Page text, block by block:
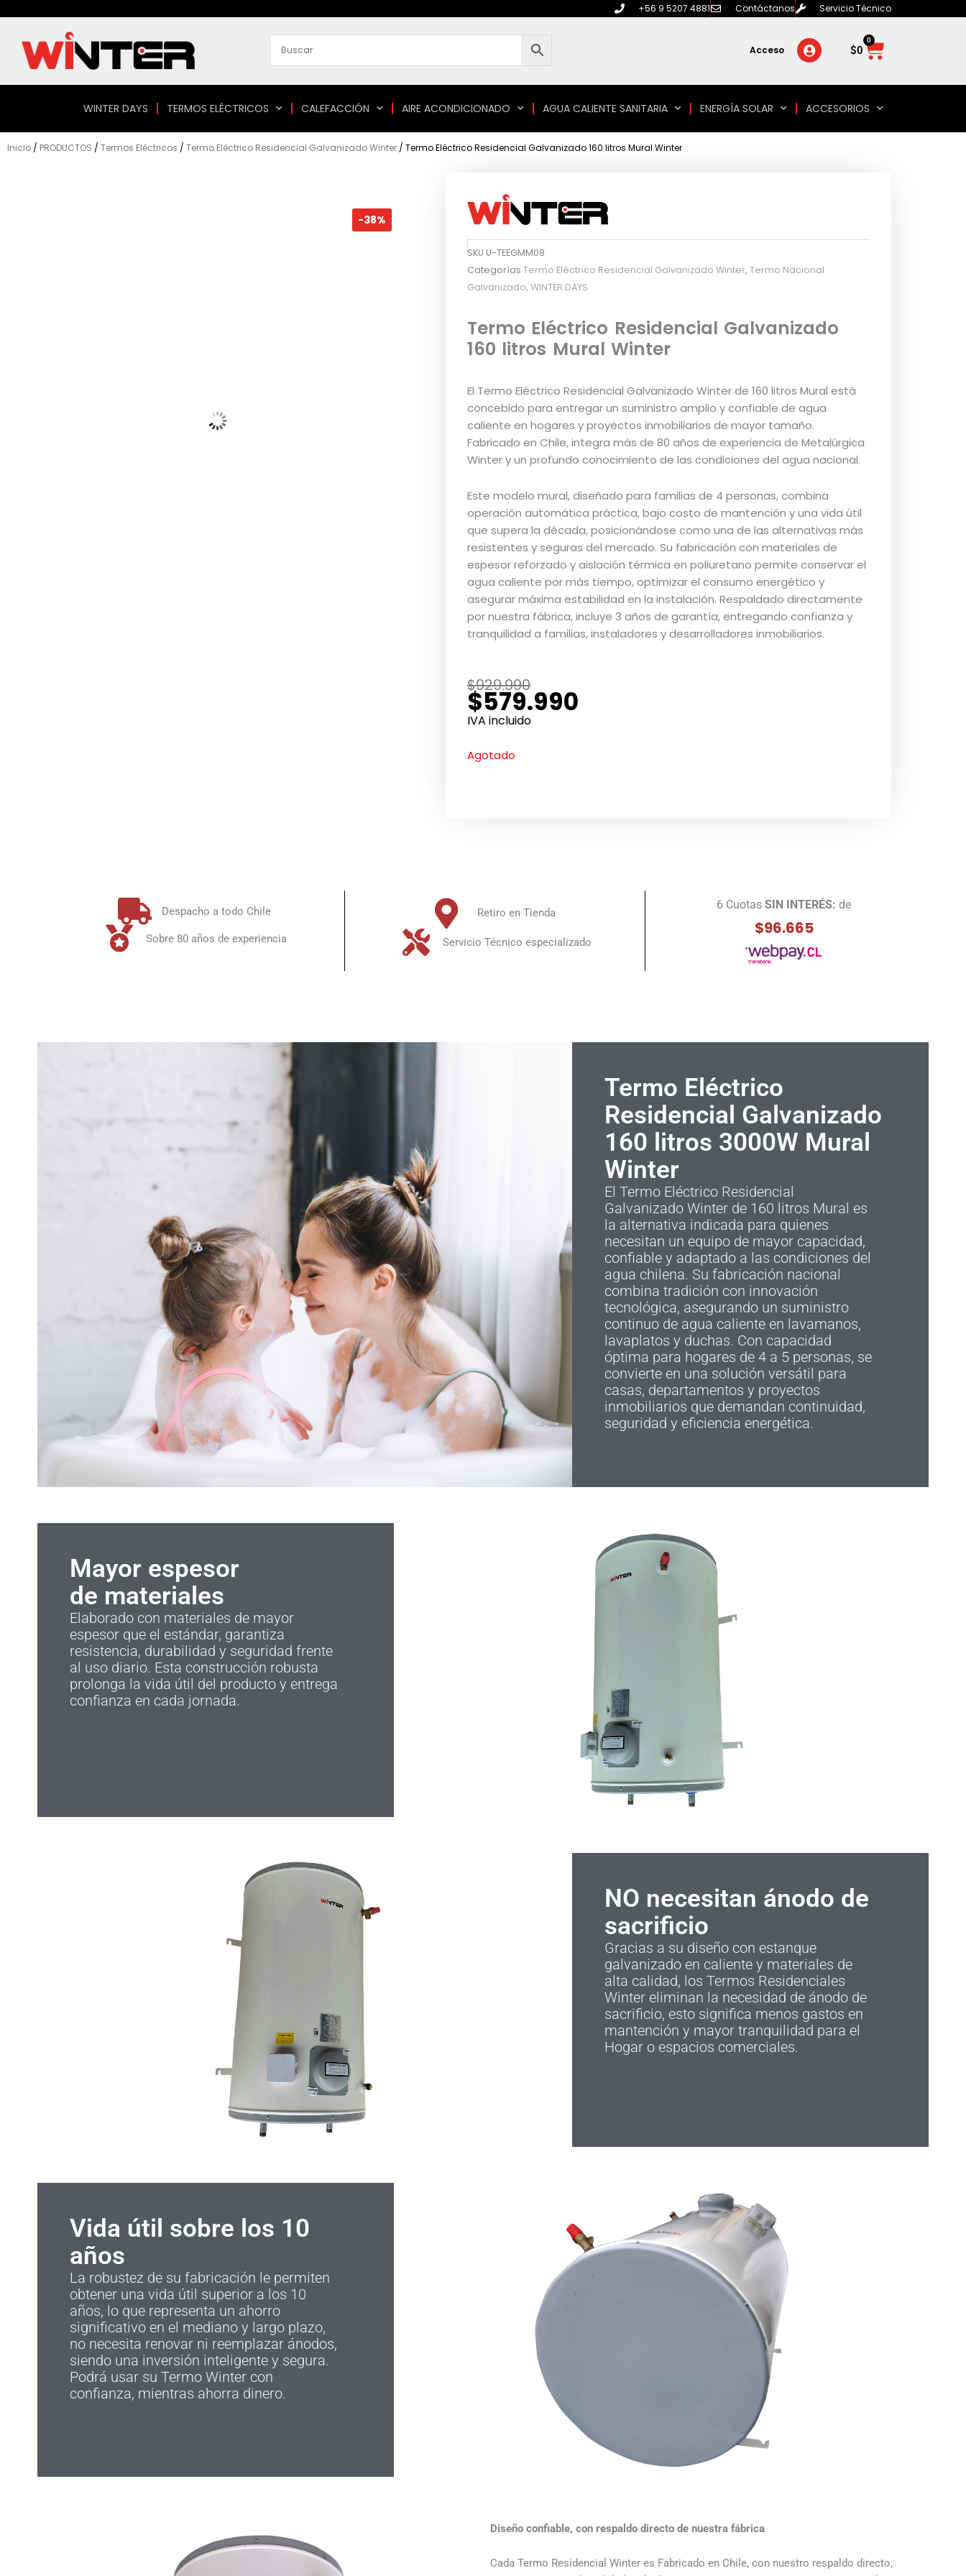
contenido
+56 9 5207 4881 Contáctanos Servicio Técnico
Acceso $0
0
Carrito
WINTER DAYS TERMOS ELÉCTRICOS CALEFACCIÓN AIRE ACONDICIONADO AGUA CALIENTE SANITARIA ENERGÍA SOLAR ACCESORIOS
Inicio / PRODUCTOS / Termos Eléctricos / Termo Eléctrico Residencial Galvanizado Winter / Termo Eléctrico Residencial Galvanizado 160 litros Mural Winter
-38%
SKU U-TEEGMM08
Categorías Termo Eléctrico Residencial Galvanizado Winter, Termo Nacional
Galvanizado, WINTER DAYS
Termo Eléctrico Residencial Galvanizado
160 litros Mural Winter
El Termo Eléctrico Residencial Galvanizado Winter de 160 litros Mural está
concebido para entregar un suministro amplio y confiable de agua
caliente en hogares y proyectos inmobiliarios de mayor tamaño.
Fabricado en Chile, integra más de 80 años de experiencia de Metalúrgica
Winter y un profundo conocimiento de las condiciones del agua nacional.
Este modelo mural, diseñado para familias de 4 personas, combina
operación automática práctica, bajo costo de mantención y una vida útil
que supera la década, posicionándose como una de las alternativas más
resistentes y seguras del mercado. Su fabricación con materiales de
espesor reforzado y aislación térmica en poliuretano permite conservar el
agua caliente por más tiempo, optimizar el consumo energético y
asegurar máxima estabilidad en la instalación. Respaldado directamente
por nuestra fábrica, incluye 3 años de garantía, entregando confianza y
tranquilidad a familias, instaladores y desarrolladores inmobiliarios.
$929.990
El
precio
original
$929.990.
$579.990
El
precio
actual
$579.990.
IVA incluido
Agotado
Despacho a todo Chile
Sobre 80 años de experiencia
Retiro en Tienda
Servicio Técnico especializado
6 Cuotas SIN INTERÉS: de
$96.665
Termo Eléctrico
Residencial Galvanizado
160 litros 3000W Mural
Winter
El Termo Eléctrico Residencial
Galvanizado Winter de 160 litros Mural es
la alternativa indicada para quienes
necesitan un equipo de mayor capacidad,
confiable y adaptado a las condiciones del
agua chilena. Su fabricación nacional
combina tradición con innovación
tecnológica, asegurando un suministro
continuo de agua caliente en lavamanos,
lavaplatos y duchas. Con capacidad
óptima para hogares de 4 a 5 personas, se
convierte en una solución versátil para
casas, departamentos y proyectos
inmobiliarios que demandan continuidad,
seguridad y eficiencia energética.
Mayor espesor
de materiales
Elaborado con materiales de mayor
espesor que el estándar, garantiza
resistencia, durabilidad y seguridad frente
al uso diario. Esta construcción robusta
prolonga la vida útil del producto y entrega
confianza en cada jornada.
NO necesitan ánodo de
sacrificio
Gracias a su diseño con estanque
galvanizado en caliente y materiales de
alta calidad, los Termos Residenciales
Winter eliminan la necesidad de ánodo de
sacrificio, esto significa menos gastos en
mantención y mayor tranquilidad para el
Hogar o espacios comerciales.
Vida útil sobre los 10
años
La robustez de su fabricación le permiten
obtener una vida útil superior a los 10
años, lo que representa un ahorro
significativo en el mediano y largo plazo,
no necesita renovar ni reemplazar ánodos,
siendo una inversión inteligente y segura.
Podrá usar su Termo Winter con
confianza, mientras ahorra dinero.
Diseño confiable, con respaldo directo de nuestra fábrica
Cada Termo Residencial Winter es Fabricado en Chile, con nuestro respaldo directo,